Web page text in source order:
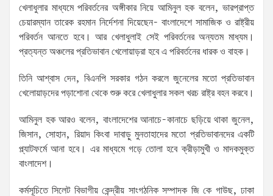
খেলাধুলার মাধ্যমে পরিবর্তনের অঙ্গীকার নিয়ে আমিনুল হক বলেন, ভারপ্রাপ্ত
চেয়ারম্যান তারেক রহমান নির্দেশনা দিয়েছেন- বাংলাদেশে সামাজিক ও রাষ্ট্রীয়
পরিবর্তন আনতে হবে। আর খেলাধুলাই সেই পরিবর্তনের অন্যতম মাধ্যম।
প্রত্যন্ত অঞ্চলের প্রতিভাবান খেলোয়াড়রা হবে এ পরিবর্তনের ধারক ও বাহক।
তিনি আশ্বাস দেন, বিএনপি সরকার গঠন করলে জুনেলের মতো প্রতিভাবান
খেলোয়াড়দের পড়াশোনা থেকে শুরু করে খেলাধুলার সকল খরচ রাষ্ট্র বহন করবে।
আমিনুল হক আরও বলেন, বাংলাদেশের আনাচে-কানাচে ছড়িয়ে থাকা জুনেল,
জিসান, সোহান, রিয়াদ কিংবা দাবাড়ু মুনতাহাদের মতো প্রতিভাবানদের একটি
প্ল্যাটফর্মে আনা হবে। এর মাধ্যমে গড়ে তোলা হবে ক্রীড়ামুখী ও মাদকমুক্ত
বাংলাদেশ।
কর্মসূচিতে সিলেট বিভাগীয় কেন্দ্রীয় সাংগঠনিক সম্পাদক জি কে গাউছ, ঢাকা